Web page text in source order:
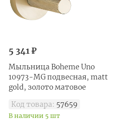
5 341 ₽
Мыльница Boheme Uno
10973-MG подвесная, matt
gold, золото матовое
Код товара: 57659
В наличии 5 шт